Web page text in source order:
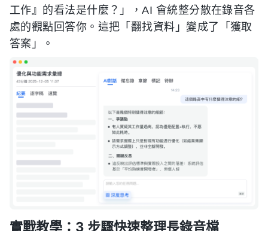
工作』的看法是什麼？」，AI 會統整分散在錄音各
處的觀點回答你。這把「翻找資料」變成了「獲取
答案」。
實戰教學：3 步驟快速整理長錄音檔